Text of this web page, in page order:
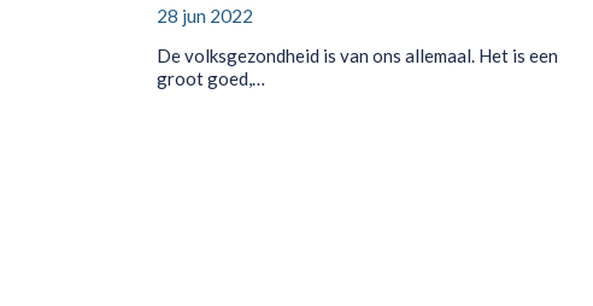
28 jun 2022
De volksgezondheid is van ons allemaal. Het is een
groot goed,…